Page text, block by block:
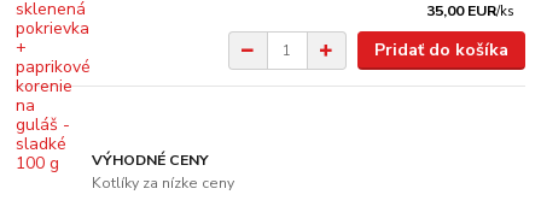
35,00 EUR/ks
Pridať do košíka
VÝHODNÉ CENY
Kotlíky za nízke ceny